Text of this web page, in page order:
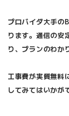
プロバイダ大手の
ります。通信の安
り、プランのわか
工事費が実質無料
してみてはいかが